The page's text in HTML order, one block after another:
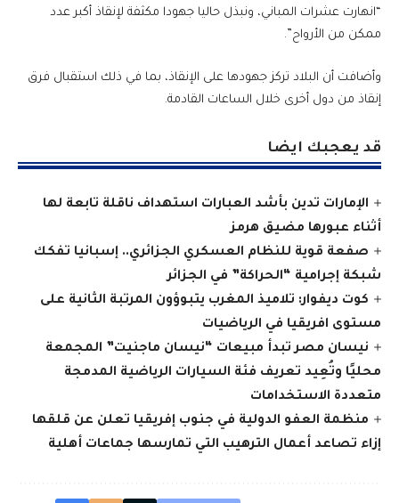
“انهارت عشرات المباني، ونبذل حاليا جهودا مكثفة لإنقاذ أكبر عدد
ممكن من الأرواح”.
وأضافت أن البلاد ​تركز جهودها على الإنقاذ، بما في ذلك استقبال فرق
إنقاذ من ​دول أخرى خلال الساعات القادمة.
قد يعجبك ايضا
الإمارات تدين بأشد العبارات استهداف ناقلة تابعة لها
أثناء عبورها مضيق هرمز
صفعة قوية للنظام العسكري الجزائري.. إسبانيا تفكك
شبكة إجرامية “الحراكة” في الجزائر
كوت ديفوار: تلاميذ المغرب يتبوؤون المرتبة الثانية على
مستوى افريقيا في الرياضيات
نيسان مصر تبدأ مبيعات “نيسان ماجنيت” المجمعة
محليًا وتُعِيد تعريف فئة السيارات الرياضية المدمجة
متعددة الاستخدامات
منظمة العفو الدولية في جنوب إفريقيا تعلن عن قلقها
إزاء تصاعد أعمال الترهيب التي تمارسها جماعات أهلية